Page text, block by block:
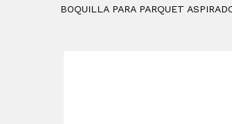
BOQUILLA PARA PARQUET